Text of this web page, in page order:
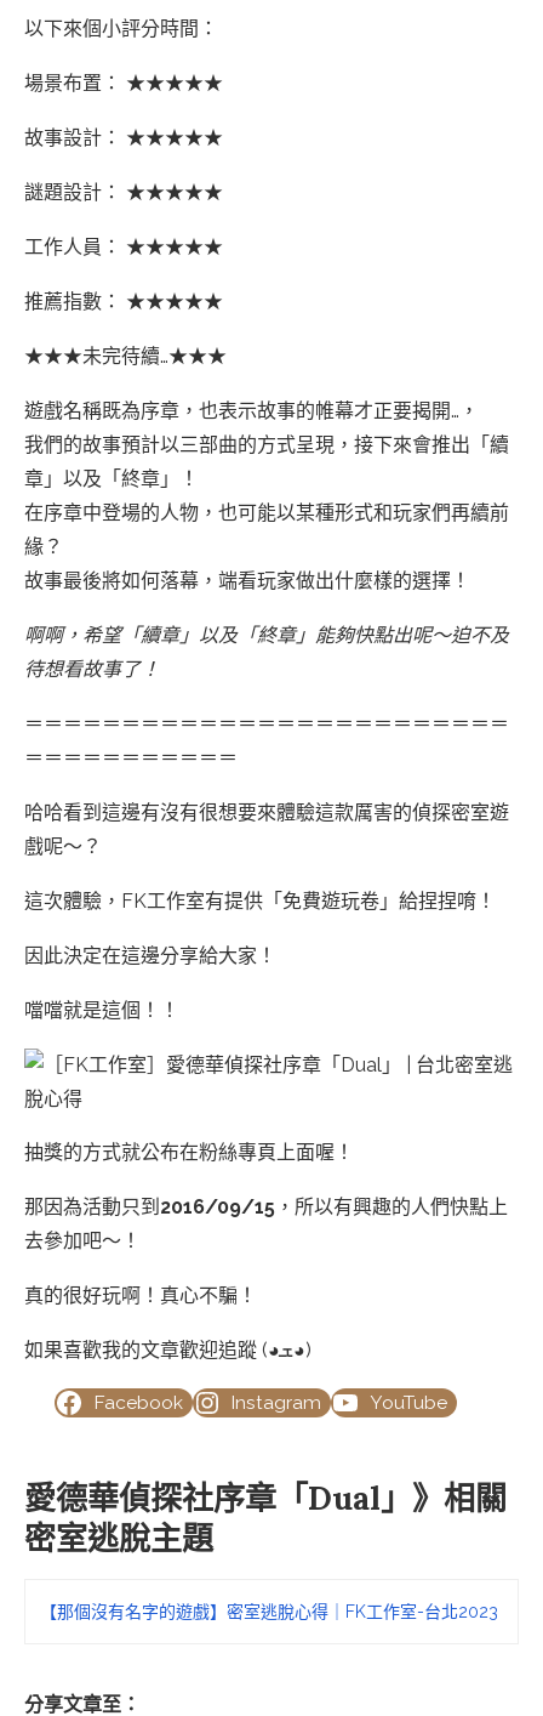
以下來個小評分時間：
場景布置： ★★★★★
故事設計： ★★★★★
謎題設計： ★★★★★
工作人員： ★★★★★
推薦指數： ★★★★★
★★★未完待續…★★★
遊戲名稱既為序章，也表示故事的帷幕才正要揭開…，
我們的故事預計以三部曲的方式呈現，接下來會推出「續
章」以及「終章」！
在序章中登場的人物，也可能以某種形式和玩家們再續前
緣？
故事最後將如何落幕，端看玩家做出什麼樣的選擇！
啊啊，希望「續章」以及「終章」能夠快點出呢～迫不及
待想看故事了！
＝＝＝＝＝＝＝＝＝＝＝＝＝＝＝＝＝＝＝＝＝＝＝＝＝
＝＝＝＝＝＝＝＝＝＝＝
哈哈看到這邊有沒有很想要來體驗這款厲害的偵探密室遊
戲呢～？
這次體驗，FK工作室有提供「免費遊玩卷」給捏捏唷！
因此決定在這邊分享給大家！
噹噹就是這個！！
抽獎的方式就公布在粉絲專頁上面喔！
那因為活動只到 2016/09/15 ，所以有興趣的人們快點上
去參加吧～！
真的很好玩啊！真心不騙！
如果喜歡我的文章歡迎追蹤 (◕ܫ◕)
Facebook Instagram YouTube
愛德華偵探社序章「Dual」》相關
密室逃脫主題
【那個沒有名字的遊戲】密室逃脫心得｜FK工作室-台北2023
分享文章至：